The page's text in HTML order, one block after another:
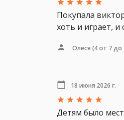
Покупала
хоть и играет,
Олеся (4 от 7 до
18 июня 2026 г.
Детям было